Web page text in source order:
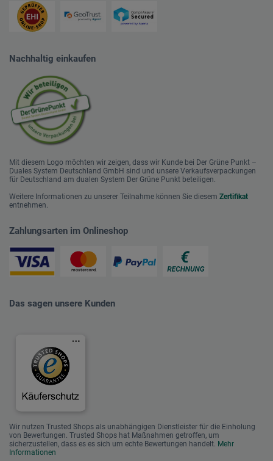
Nachhaltig einkaufen
Mit diesem Logo möchten wir zeigen, dass wir Kunde bei Der Grüne Punkt –
Duales System Deutschland GmbH sind und unsere Verkaufsverpackungen
für Deutschland am dualen System Der Grüne Punkt beteiligen.
Weitere Informationen zu unserer Teilnahme können Sie diesem Zertifikat
entnehmen.
Zahlungsarten im Onlineshop
Das sagen unsere Kunden
Wir nutzen Trusted Shops als unabhängigen Dienstleister für die Einholung
von Bewertungen. Trusted Shops hat Maßnahmen getroffen, um
sicherzustellen, dass es es sich um echte Bewertungen handelt. Mehr
Informationen